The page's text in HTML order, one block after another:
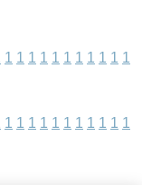
1 1 1 1 1 1 1 1 1 1 1
1 1 1 1 1 1 1 1 1 1 1